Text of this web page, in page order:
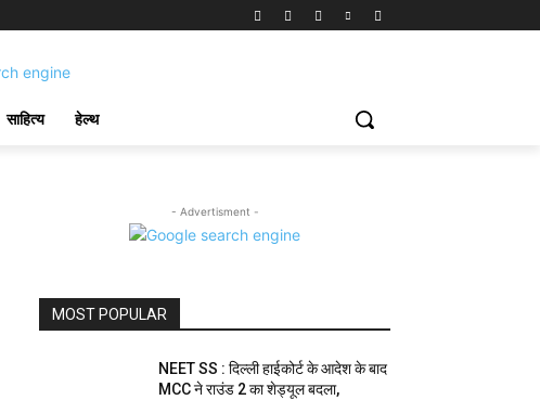
साहित्य हेल्थ
- Advertisment -
MOST POPULAR
NEET SS : दिल्ली हाईकोर्ट के आदेश के बाद
MCC ने राउंड 2 का शेड्यूल बदला,